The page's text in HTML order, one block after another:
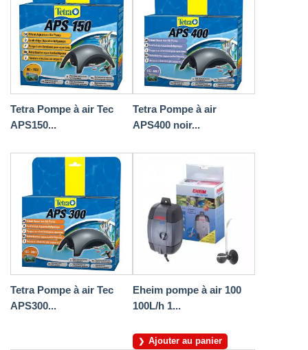
Tetra Pompe à air Tec
APS150...
Tetra Pompe à air
APS400 noir...
Tetra Pompe à air Tec
APS300...
Eheim pompe à air 100
100L/h 1...
Ajouter au panier